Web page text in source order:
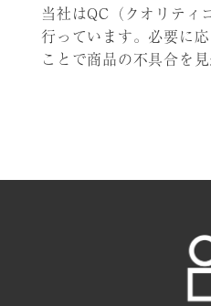
当社はQC（クオリティ
行っています。必要に
ことで商品の不具合を見